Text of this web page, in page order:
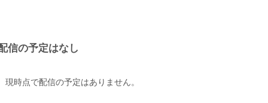
信の予定はなし
現時点で配信の予定はありません。